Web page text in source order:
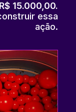
15.000,00.
essa
ação.